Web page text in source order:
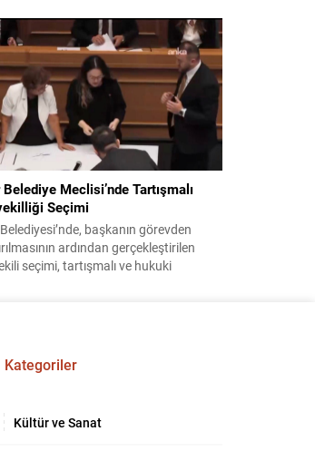
sonrası yayımlanan sekiz maddelik
güvenliği ve bölgesel gelişmelere dair
içermektedir. Yaklaşık 2 saat
süren oturumun sonuç metninde;
bölgesel istikrar,...
Meclisi’nde Tartışmalı
Seçimi
başkanın görevden
ardından gerçekleştirilen
seçimi, tartışmalı ve hukuki
tepkilere yol açtı. Seçim sürecinde
gelişmeler, parti grupları arasındaki
Kategoriler
Kültür ve Sanat